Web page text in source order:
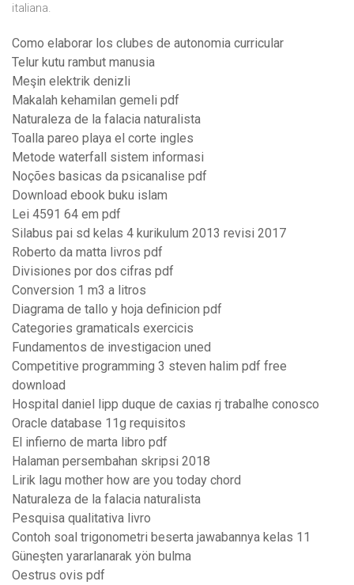
italiana.
Como elaborar los clubes de autonomia curricular
Telur kutu rambut manusia
Meşin elektrik denizli
Makalah kehamilan gemeli pdf
Naturaleza de la falacia naturalista
Toalla pareo playa el corte ingles
Metode waterfall sistem informasi
Noções basicas da psicanalise pdf
Download ebook buku islam
Lei 4591 64 em pdf
Silabus pai sd kelas 4 kurikulum 2013 revisi 2017
Roberto da matta livros pdf
Divisiones por dos cifras pdf
Conversion 1 m3 a litros
Diagrama de tallo y hoja definicion pdf
Categories gramaticals exercicis
Fundamentos de investigacion uned
Competitive programming 3 steven halim pdf free
download
Hospital daniel lipp duque de caxias rj trabalhe conosco
Oracle database 11g requisitos
El infierno de marta libro pdf
Halaman persembahan skripsi 2018
Lirik lagu mother how are you today chord
Naturaleza de la falacia naturalista
Pesquisa qualitativa livro
Contoh soal trigonometri beserta jawabannya kelas 11
Güneşten yararlanarak yön bulma
Oestrus ovis pdf